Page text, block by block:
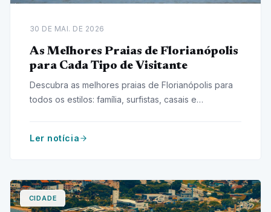
30 DE MAI. DE 2026
As Melhores Praias de Florianópolis
para Cada Tipo de Visitante
Descubra as melhores praias de Florianópolis para
todos os estilos: família, surfistas, casais e
Ler notícia
CIDADE